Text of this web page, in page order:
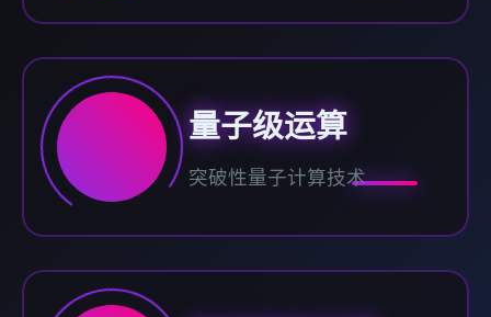
量子级运算
突破性量子计算技术